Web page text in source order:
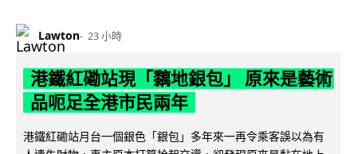
Lawton 23 小時
港鐵紅磡站現「黐地銀包」 原來是藝術
品呃足全港市民兩年
港鐵紅磡站月台一個銀色「銀包」多年來一再令乘客誤以為有